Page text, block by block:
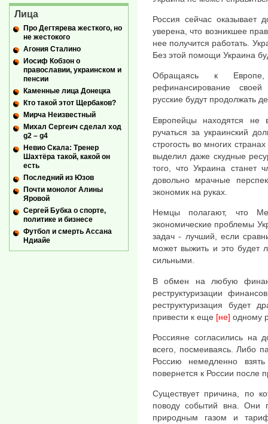
Россия сейчас оказывает
уверена, что возникшее
нее получится работать.
Без этой помощи Украина
Обращаясь к Европе,
рефинансирование
русские будут продолжать
Европейцы находятся не
ручаться за украинский
строгость во многих
выделил даже скудные
того, что Украина
довольно мрачные
экономик на руках.
Немцы полагают, что
экономические проблемы
задач - лучший, если
может выжить и это будет
сильными.
В обмен на любую
реструктуризации
реструктуризация будет
привести к еще [не] одному
Россияне согласились на
всего, посмеиваясь. Либо
Россию немедленно
повернется к России после
Существует причина, по
поводу событий вна. Они
природным газом и
Лица
Про Дегтярева жесткого, но
не жестокого
Агония Сталино
Иосиф Кобзон о
православии, украинском и
пенсии
Каменные лица Донецка
Кто такой этот Щербаков?
Мирча Неизвестный
Михал Сергеич сделал ход
g2 – g4
Невио Скала: Тренер
Шахтёра такой, какой он
есть
Последний из Юзов
Почти монолог Алины
Яровой
Сергей Бубка о спорте,
политике и бизнесе
Футбол и смерть Ассана
Ндиайе